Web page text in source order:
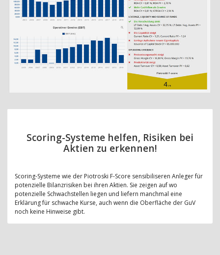
Scoring-Systeme helfen, Risiken bei
Aktien zu erkennen!
Scoring-Systeme wie der Piotroski F-Score sensibiliseren Anleger für
potenzielle Bilanzrisiken bei ihren Aktien. Sie zeigen auf wo
potenzielle Schwachstellen liegen und liefern manchmal eine
Erklärung für schwache Kurse, auch wenn die Oberfläche der GuV
noch keine Hinweise gibt.